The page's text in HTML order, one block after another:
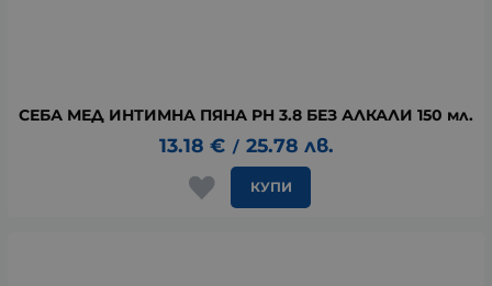
СЕБА МЕД ИНТИМНА ПЯНА PH 3.8 БЕЗ АЛКАЛИ 150 мл.
13.18 € / 25.78 лв.
КУПИ